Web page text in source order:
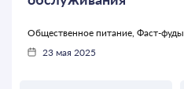
Общественное питание, Фаст-фуды
23 мая 2025